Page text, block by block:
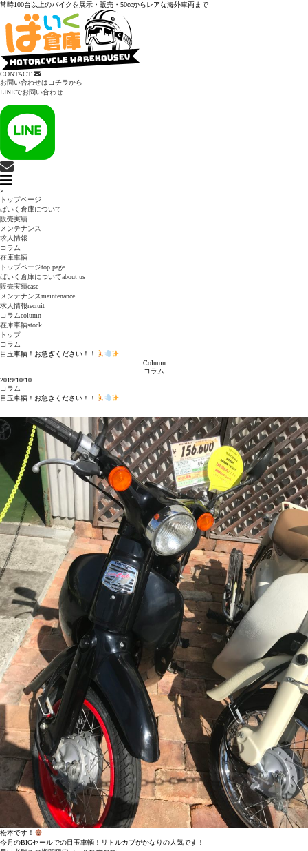
常時100台以上のバイクを展示・販売・50ccからレアな海外車両まで
CONTACT
お問い合わせはコチラから
LINEでお問い合わせ
×
トップページ
ばいく倉庫について
販売実績
メンテナンス
求人情報
コラム
在庫車輌
トップページtop page
ばいく倉庫についてabout us
販売実績case
メンテナンスmaintenance
求人情報recruit
コラムcolumn
在庫車輌stock
トップ
コラム
目玉車輌！お急ぎください！！
Column
コラム
2019/10/10
コラム
目玉車輌！お急ぎください！！
松本です！
今月のBIGセールでの目玉車輌！リトルカブがかなりの人気です！